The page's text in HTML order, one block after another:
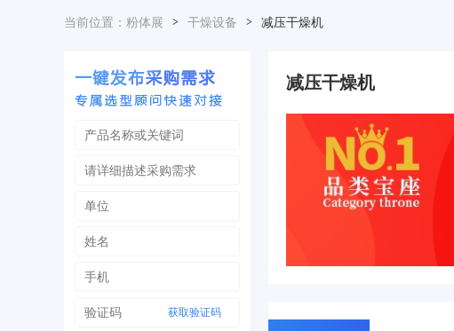
当前位置： 粉体展 > 干燥设备 > 减压干燥机
获取验证码
减压干燥机